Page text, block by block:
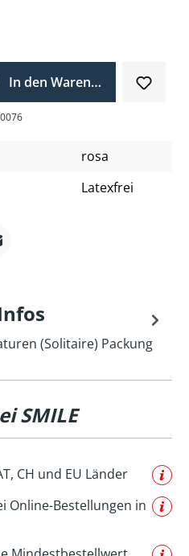
den gewünschten
In den Warenkorb
rosa
Latexfrei
(Solitaire) Packung
SMILE
CH und EU Länder
Online-Bestellungen in